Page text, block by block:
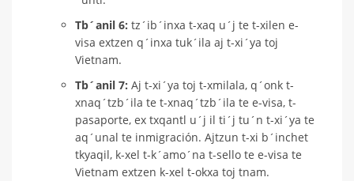
Tb´anil 6: tz´ib´inxa t-xaq u´j te t-xilen e-
visa extzen q´inxa tuk´ila aj t-xi´ya toj
Vietnam.
Tb´anil 7: Aj t-xi´ya toj t-xmilala, q´onk t-
xnaq´tzb´ila te t-xnaq´tzb´ila te e-visa, t-
pasaporte, ex txqantl u´j il ti´j tu´n t-xi´ya te
aq´unal te inmigración. Ajtzun t-xi b´inchet
tkyaqil, k-xel t-k´amo´na t-sello te e-visa te
Vietnam extzen k-xel t-okxa toj tnam.